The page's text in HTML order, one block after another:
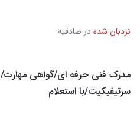
نردبان شدهدر صادقیه
مدرک فنی حرفه ای/گواهی مهارت/
سرتیفیکیت/با استعلام